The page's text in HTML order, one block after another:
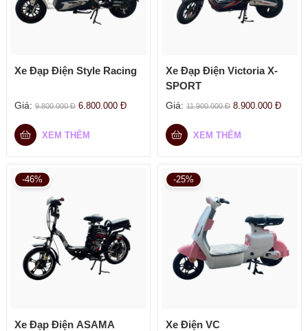
Xe Đạp Điện Style Racing
Giá: 9.800.000Đ 6.800.000 Đ
XEM THÊM
Xe Đạp Điện Victoria X-
SPORT
Giá: 11.900.000Đ 8.900.000 Đ
XEM THÊM
-46%
Xe Đạp Điện ASAMA
-25%
Xe Điện VC